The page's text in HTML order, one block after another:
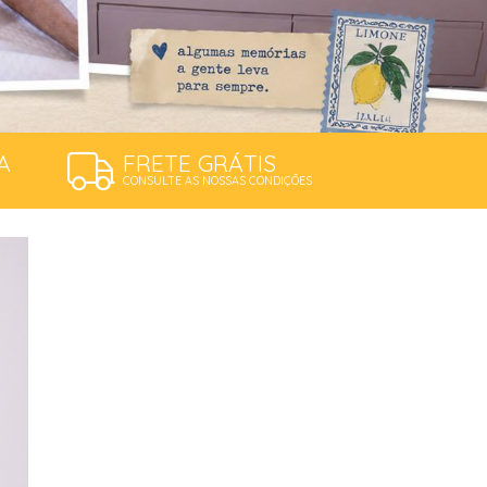
FRETE GRÁTIS
CONSULTE AS NOSSAS CONDIÇÕES